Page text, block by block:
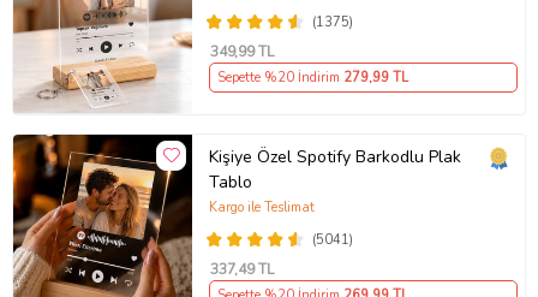
(1375)
349,99 TL
Sepette %20 İndirim 279,99 TL
Kişiye Özel Spotify Barkodlu Plak
Tablo
(5041)
Kargo ile Teslimat
337,49 TL